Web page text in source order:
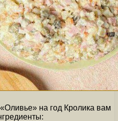
на год Кролика вам